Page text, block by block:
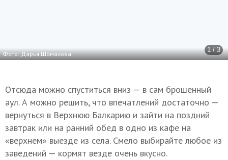
1 / 3
Фото: Дарья Шомахова
Отсюда можно спуститься вниз — в сам брошенный
аул. А можно решить, что впечатлений достаточно —
вернуться в Верхнюю Балкарию и зайти на поздний
завтрак или на ранний обед в одно из кафе на
«верхнем» выезде из села. Смело выбирайте любое из
заведений — кормят везде очень вкусно.